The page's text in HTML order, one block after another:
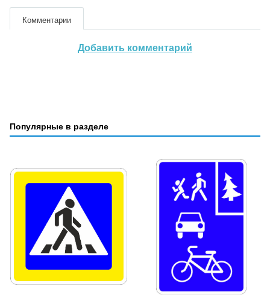
Комментарии
Добавить комментарий
Популярные в разделе